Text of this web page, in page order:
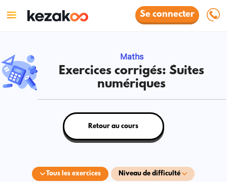
Se connecter
Maths
Exercices corrigés: Suites
numériques
Tous les exercices Niveau de difficulté
Retour au cours